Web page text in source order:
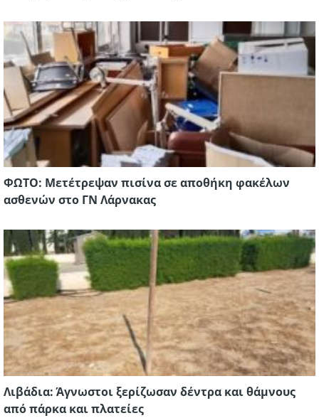
ΦΩΤΟ: Μετέτρεψαν πισίνα σε αποθήκη φακέλων
ασθενών στο ΓΝ Λάρνακας
Λιβάδια: Άγνωστοι ξερίζωσαν δέντρα και θάμνους
από πάρκα και πλατείες